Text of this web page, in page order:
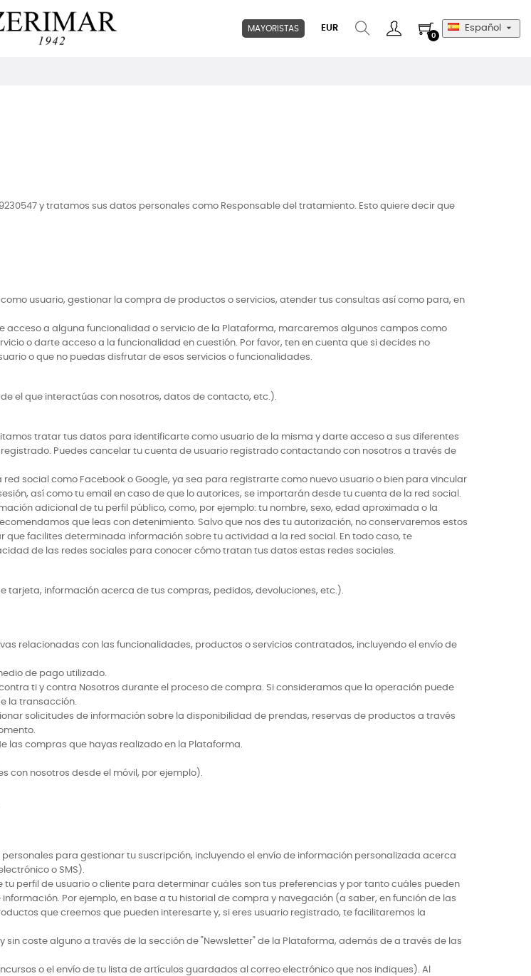
MAYORISTAS EUR
0
Español 
y tratamos sus datos personales como Responsable del tratamiento. Esto quiere decir que
usuario, gestionar la compra de productos o servicios, atender tus consultas así como para, en
a alguna funcionalidad o servicio de la Plataforma, marcaremos algunos campos como
o darte acceso a la funcionalidad en cuestión. Por favor, ten en cuenta que si decides no
o que no puedas disfrutar de esos servicios o funcionalidades.
el que interactúas con nosotros, datos de contacto, etc.).
tratar tus datos para identificarte como usuario de la misma y darte acceso a sus diferentes
Puedes cancelar tu cuenta de usuario registrado contactando con nosotros a través de
social como Facebook o Google, ya sea para registrarte como nuevo usuario o bien para vincular
así como tu email en caso de que lo autorices, se importarán desde tu cuenta de la red social.
adicional de tu perfil público, como, por ejemplo: tu nombre, sexo, edad aproximada o la
que leas con detenimiento. Salvo que nos des tu autorización, no conservaremos estos
facilites determinada información sobre tu actividad a la red social. En todo caso, te
de las redes sociales para conocer cómo tratan tus datos estas redes sociales.
información acerca de tus compras, pedidos, devoluciones, etc.).
relacionadas con las funcionalidades, productos o servicios contratados, incluyendo el envío de
de pago utilizado.
ti y contra Nosotros durante el proceso de compra. Si consideramos que la operación puede
la transacción.
solicitudes de información sobre la disponibilidad de prendas, reservas de productos a través
compras que hayas realizado en la Plataforma.
con nosotros desde el móvil, por ejemplo).
para gestionar tu suscripción, incluyendo el envío de información personalizada acerca
o SMS).
perfil de usuario o cliente para determinar cuáles son tus preferencias y por tanto cuáles pueden
Por ejemplo, en base a tu historial de compra y navegación (a saber, en función de las
que creemos que pueden interesarte y, si eres usuario registrado, te facilitaremos la
coste alguno a través de la sección de "Newsletter" de la Plataforma, además de a través de las
o el envío de tu lista de artículos guardados al correo electrónico que nos indiques). Al